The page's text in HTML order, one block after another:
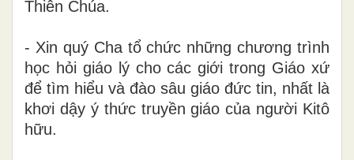
Thiên Chúa.
- Xin quý Cha tổ chức những chương trình
học hỏi giáo lý cho các giới trong Giáo xứ
để tìm hiểu và đào sâu giáo đức tin, nhất là
khơi dậy ý thức truyền giáo của người Kitô
hữu.